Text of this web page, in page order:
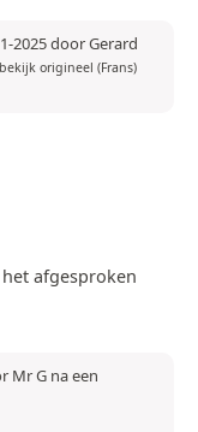
2025 door Gerard
bekijk origineel (Frans)
afgesproken
Mr G na een